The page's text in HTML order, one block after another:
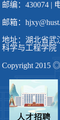
邮编：430074 |
邮箱：
地址：湖北省武
科学与工程学院
Copyright 2015